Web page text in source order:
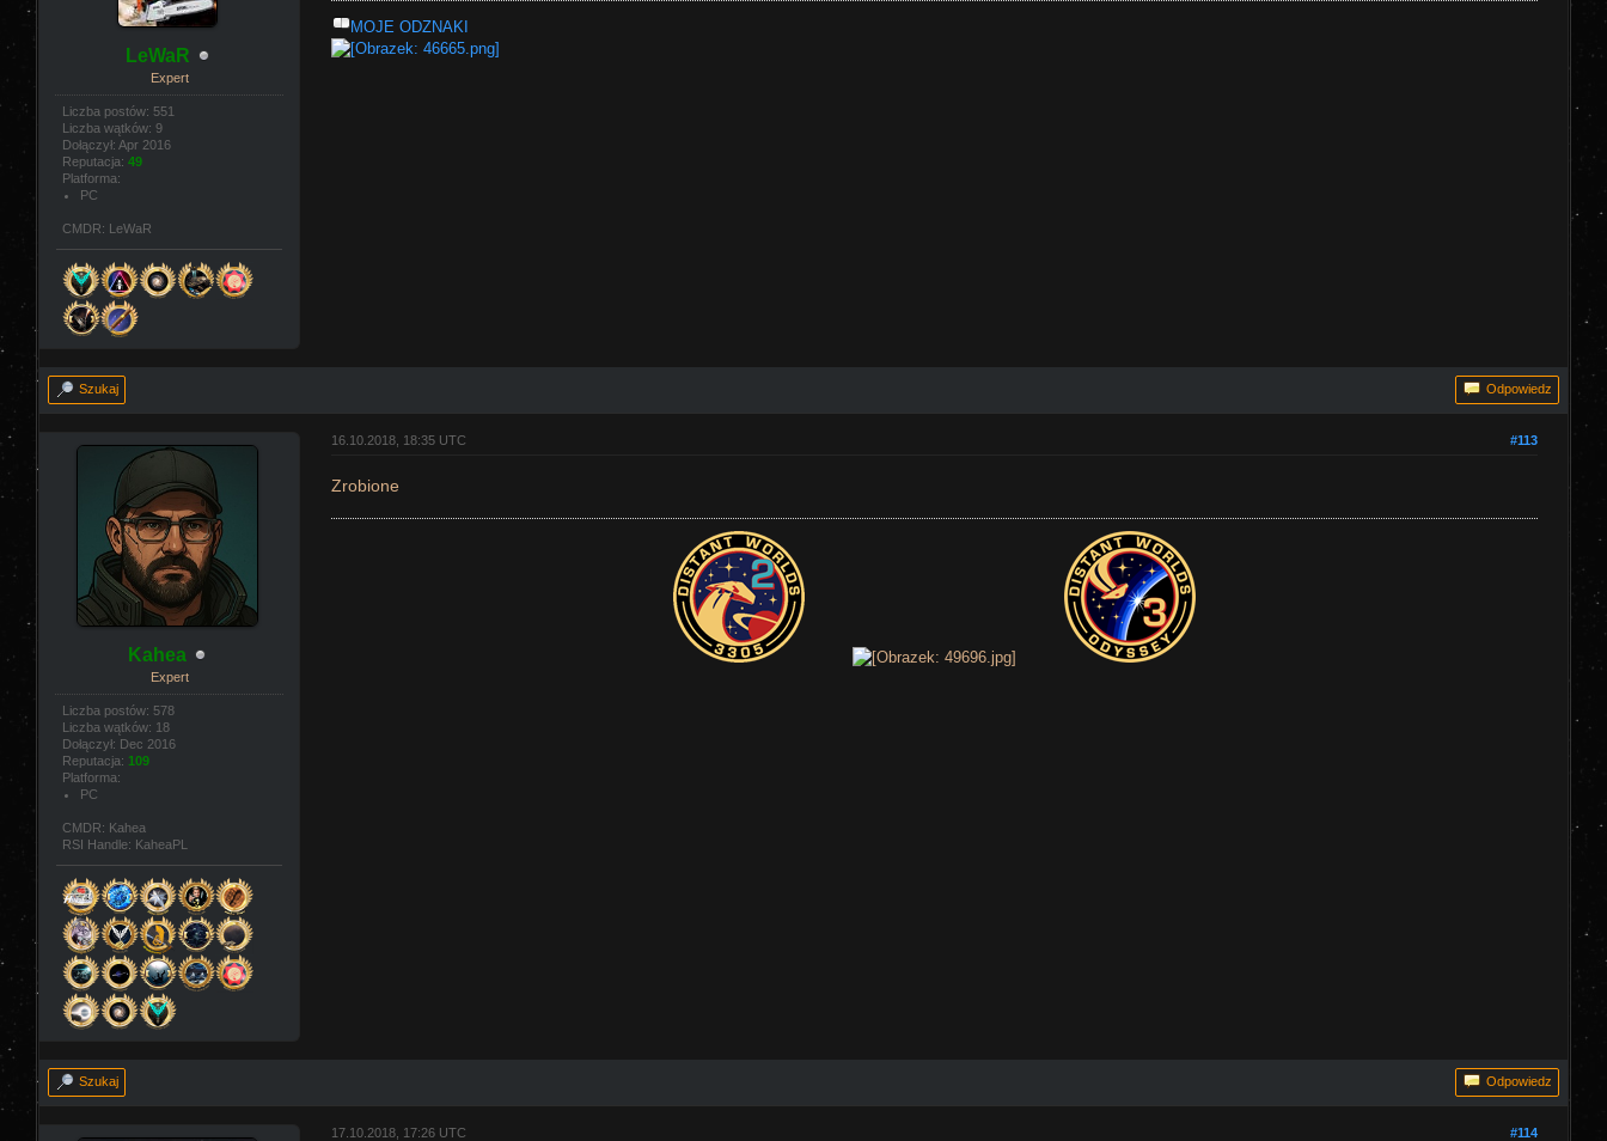
LeWaR
Expert
Liczba postów: 551
Liczba wątków: 9
Dołączył: Apr 2016
Reputacja: 49
Platforma:
PC
CMDR: LeWaR
MOJE ODZNAKI
Szukaj Odpowiedz
Kahea
Expert
Liczba postów: 578
Liczba wątków: 18
Dołączył: Dec 2016
Reputacja: 109
Platforma:
PC
CMDR: Kahea
RSI Handle: KaheaPL
#113
16.10.2018, 18:35 UTC
Zrobione
Szukaj Odpowiedz
#114
17.10.2018, 17:26 UTC